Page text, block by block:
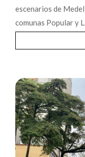
escenarios de
comunas Popular y